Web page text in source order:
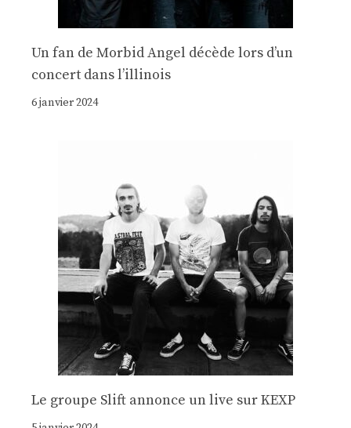
Un fan de Morbid Angel décède lors d’un
concert dans l’illinois
6 janvier 2024
Le groupe Slift annonce un live sur KEXP